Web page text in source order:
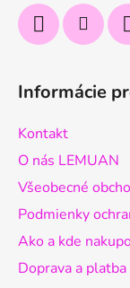
Informácie
Kontakt
O nás LEMUAN
Všeobecné
Podmienky
Ako a kde
Doprava a platba